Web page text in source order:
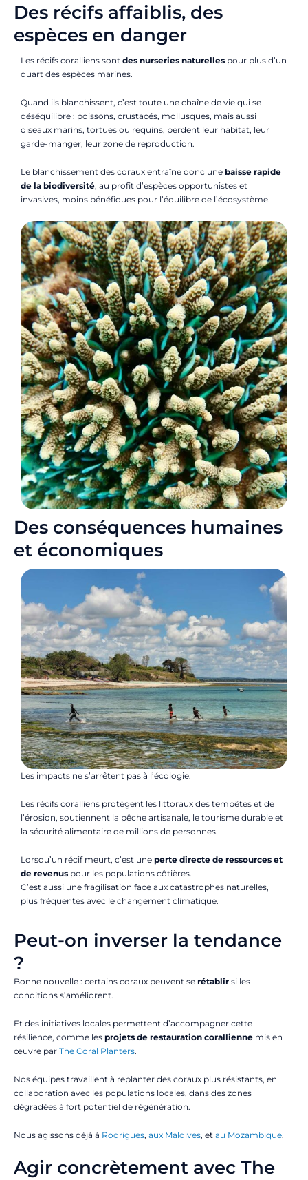
Des récifs affaiblis, des
espèces en danger
Les récifs coralliens sont des nurseries naturelles pour plus d’un
quart des espèces marines.
Quand ils blanchissent, c’est toute une chaîne de vie qui se
déséquilibre : poissons, crustacés, mollusques, mais aussi
oiseaux marins, tortues ou requins, perdent leur habitat, leur
garde-manger, leur zone de reproduction.
Le blanchissement des coraux entraîne donc une baisse rapide
de la biodiversité, au profit d’espèces opportunistes et
invasives, moins bénéfiques pour l’équilibre de l’écosystème.
Des conséquences humaines
et économiques
Les impacts ne s’arrêtent pas à l’écologie.
Les récifs coralliens protègent les littoraux des tempêtes et de
l’érosion, soutiennent la pêche artisanale, le tourisme durable et
la sécurité alimentaire de millions de personnes.
Lorsqu’un récif meurt, c’est une perte directe de ressources et
de revenus pour les populations côtières.
C’est aussi une fragilisation face aux catastrophes naturelles,
plus fréquentes avec le changement climatique.
Peut-on inverser la tendance
?
Bonne nouvelle : certains coraux peuvent se rétablir si les
conditions s’améliorent.
Et des initiatives locales permettent d’accompagner cette
résilience, comme les projets de restauration corallienne mis en
œuvre par The Coral Planters.
Nos équipes travaillent à replanter des coraux plus résistants, en
collaboration avec les populations locales, dans des zones
dégradées à fort potentiel de régénération.
Nous agissons déjà à Rodrigues, aux Maldives, et au Mozambique.
Agir concrètement avec The